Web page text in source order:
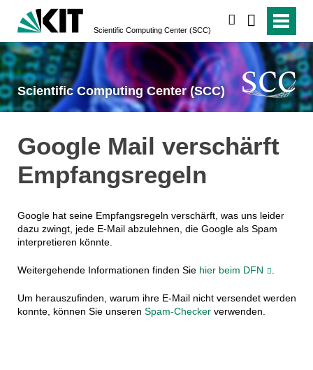
Scientific Computing Center (SCC)
Scientific Computing Center (SCC)
Google Mail verschärft
Empfangsregeln
Google hat seine Empfangsregeln verschärft, was uns leider
dazu zwingt, jede E-Mail abzulehnen, die Google als Spam
interpretieren könnte.
Weitergehende Informationen finden Sie hier beim DFN .
Um herauszufinden, warum ihre E-Mail nicht versendet werden
konnte, können Sie unseren Spam-Checkerverwenden.